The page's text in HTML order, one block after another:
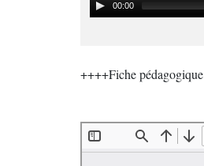
00:00
++++Fiche pédagogique